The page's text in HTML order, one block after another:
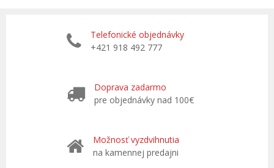
Telefonické objednávky
+421 918 492 777
Doprava zadarmo
pre objednávky nad 100€
Možnosť vyzdvihnutia
na kamennej predajni